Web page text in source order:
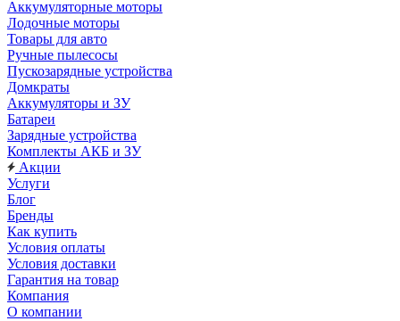
Аккумуляторные моторы
Лодочные моторы
Товары для авто
Ручные пылесосы
Пускозарядные устройства
Домкраты
Аккумуляторы и ЗУ
Батареи
Зарядные устройства
Комплекты АКБ и ЗУ
Акции
Услуги
Блог
Бренды
Как купить
Условия оплаты
Условия доставки
Гарантия на товар
Компания
О компании